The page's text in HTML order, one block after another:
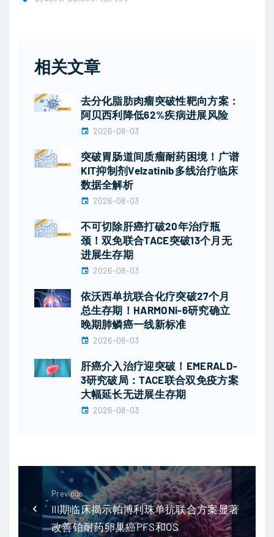
相关文章
去分化脂肪肉瘤突破性靶向方案：
阿贝西利降低62%疾病进展风险
2026-08-03
突破胃肠道间质瘤耐药困境！广谱
KIT抑制剂Velzatinib多线治疗临床
数据全解析
2026-08-03
不可切除肝癌打破20年治疗瓶
颈！双免联合TACE突破13个月无
进展生存期
2026-08-03
依沃西单抗联合化疗突破27个月
总生存期！HARMONi-6研究确立
晚期肺鳞癌一线新标准
2026-08-03
肝癌介入治疗迎突破！EMERALD-
3研究破局：TACE联合双免疫方案
大幅延长无进展生存期
2026-08-03
Previous
III期临床揭示帕博利珠单抗联合方案显著
改善铂耐药卵巢癌PFS和OS